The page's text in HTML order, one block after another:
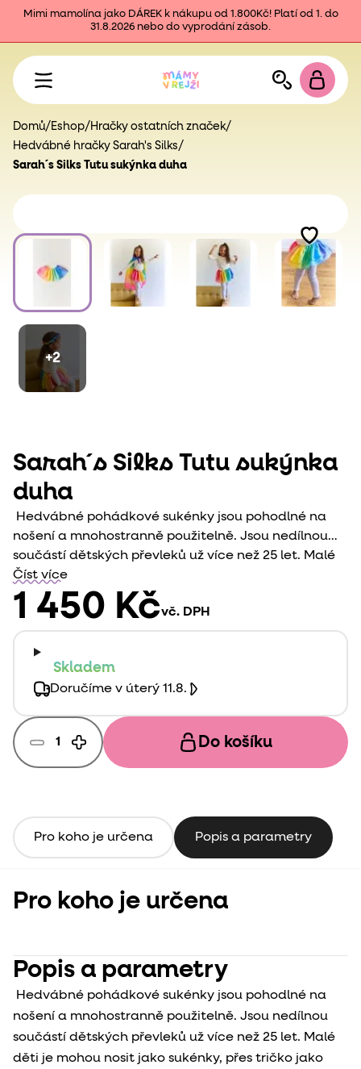
Mimi mamolína jako DÁREK k nákupu od 1.800Kč! Platí od 1. do
31.8.2026 nebo do vyprodání zásob.
Domů/ Eshop/ Hračky ostatních značek/
Hedvábné hračky Sarah's Silks/
Sarah´s Silks Tutu sukýnka duha
+2
Sarah´s Silks Tutu sukýnka
duha
Hedvábné pohádkové sukénky jsou pohodlné na
nošení a mnohostranně použitelně. Jsou nedílnou
součástí dětských převleků už více než 25 let. Malé
děti je mohou nosit jako sukénky, přes tričko jako
vršek nebo jako nařasenou pokrývku hlavy skvěle
doplní další produkty od Sarah´s Silks jako jsou
napříkladvěnečky,pláštěnebokřídla
Číst více
1 450 Kčvč. DPH
Skladem
Doručíme v úterý 11.8.
Do košíku
Pro koho je určena Popis a parametry
Pro koho je určena
Popis a parametry
Hedvábné pohádkové sukénky jsou pohodlné na
nošení a mnohostranně použitelně. Jsou nedílnou
součástí dětských převleků už více než 25 let. Malé
děti je mohou nosit jako sukénky, přes tričko jako